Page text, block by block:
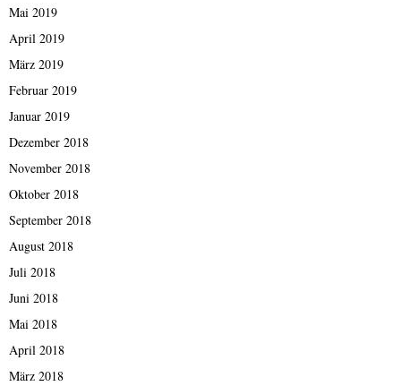
Mai 2019
April 2019
März 2019
Februar 2019
Januar 2019
Dezember 2018
November 2018
Oktober 2018
September 2018
August 2018
Juli 2018
Juni 2018
Mai 2018
April 2018
März 2018